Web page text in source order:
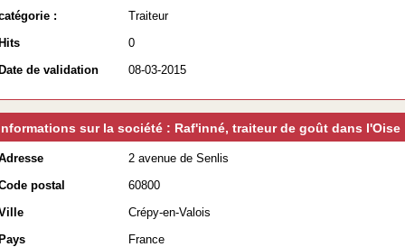
:
Traiteur
0
de validation
08-03-2015
sur la société : Raf'inné, traiteur de goût dans l'Oise
2 avenue de Senlis
postal
60800
Crépy-en-Valois
France